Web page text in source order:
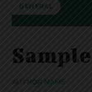
GENERAL
AUTHOR NAME